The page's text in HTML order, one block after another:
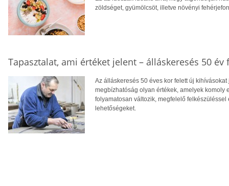
zöldséget, gyümölcsöt, illetve növényi
Tapasztalat, ami értéket jelent – álláskeresés 50 év
Az álláskeresés 50 éves kor felett új
megbízhatóság olyan értékek, amelyek komoly
folyamatosan változik, megfelelő
lehetőségeket.